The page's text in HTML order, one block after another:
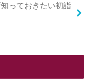
っておきたい初詣